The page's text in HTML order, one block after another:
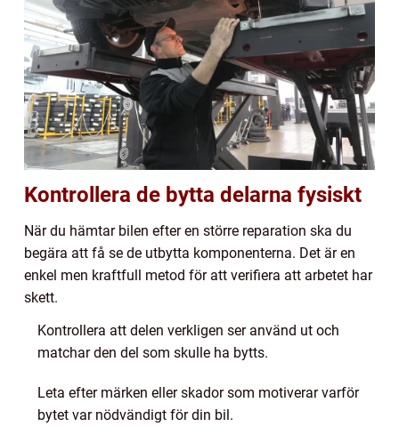
Kontrollera de bytta delarna fysiskt
När du hämtar bilen efter en större reparation ska du
begära att få se de utbytta komponenterna. Det är en
enkel men kraftfull metod för att verifiera att arbetet har
skett.
Kontrollera att delen verkligen ser använd ut och
matchar den del som skulle ha bytts.
Leta efter märken eller skador som motiverar varför
bytet var nödvändigt för din bil.